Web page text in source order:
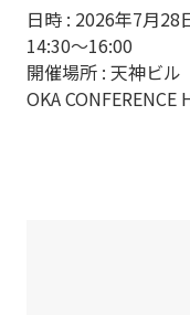
日時 : 2026年7月
14:30〜16:00
開催場所 : 天神ビル
OKA CONFERENCE